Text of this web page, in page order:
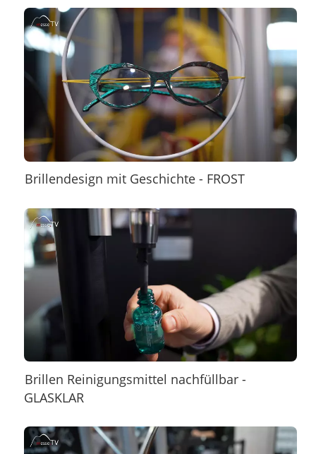
Brillendesign mit Geschichte - FROST
Brillen Reinigungsmittel nachfüllbar -
GLASKLAR